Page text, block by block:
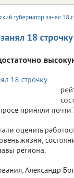
губернатор занял 18
18
приняли
оценить
жизни,
региона.
Александр